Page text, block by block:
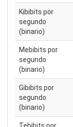
Kibibits por
segundo
(binario)
Mebibits por
segundo
(binario)
Gibibits por
segundo
(binario)